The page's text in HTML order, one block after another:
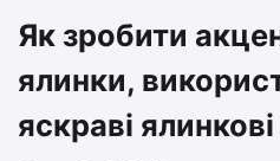
Як зробити
ялинки,
яскраві ялинкові